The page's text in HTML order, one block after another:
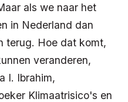
als we naar het
in Nederland dan
terug. Hoe dat komt,
veranderen,
I. Ibrahim,
Klimaatrisico's en